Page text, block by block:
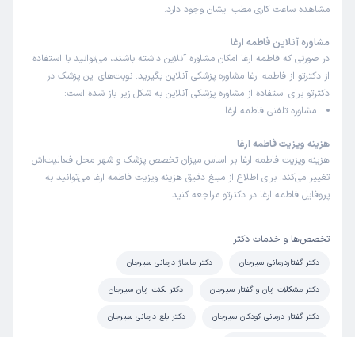
مشاهده ساعت کاری مطب ایشان وجود دارد.
مشاوره آنلاین فاطمه ارغا
در صورتی که فاطمه ارغا امکان مشاوره آنلاین داشته باشند، می‌توانید با استفاده
از دکترتو از فاطمه ارغا مشاوره پزشکی آنلاین بگیرید. نوبت‌های این پزشک در
دکترتو برای استفاده از مشاوره پزشکی آنلاین به شکل زیر باز شده است:
مشاوره تلفنی فاطمه ارغا
هزینه ویزیت فاطمه ارغا
هزینه ویزیت فاطمه ارغا بر اساس میزان تخصص پزشک و شهر محل فعالیت‌اش
تغییر می‌کند. برای اطلاع از مبلغ دقیق هزینه ویزیت فاطمه ارغا می‌توانید به
پروفایل فاطمه ارغا در دکترتو مراجعه کنید.
تخصص‌ها و خدمات دکتر
دکتر گفتاردرمانی سیرجان دکتر ماساژ درمانی سیرجان
دکتر مشکلات زبان و گفتار سیرجان دکتر لکنت زبان سیرجان
دکتر گفتار درمانی کودکان سیرجان دکتر بلع درمانی سیرجان